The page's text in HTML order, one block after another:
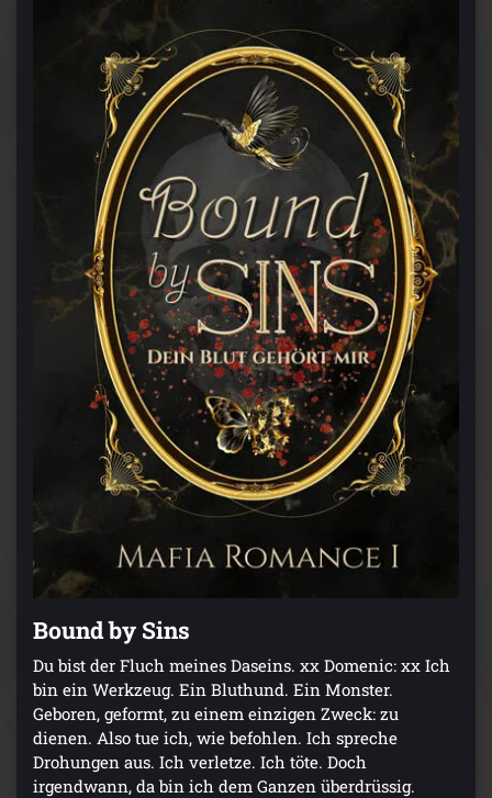
Bound by Sins
Du bist der Fluch meines Daseins. xx Domenic: xx Ich
bin ein Werkzeug. Ein Bluthund. Ein Monster.
Geboren, geformt, zu einem einzigen Zweck: zu
dienen. Also tue ich, wie befohlen. Ich spreche
Drohungen aus. Ich verletze. Ich töte. Doch
irgendwann, da bin ich dem Ganzen überdrüssig.